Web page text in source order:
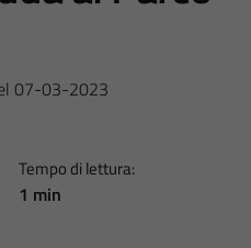
07-03-2023
Tempo di lettura:
1 min